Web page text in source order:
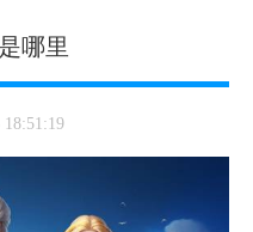
哪里
18:51:19